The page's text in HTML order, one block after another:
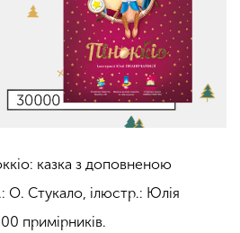
казка з доповненою
О. Стукало, ілюстр.: Юлія
примірників.